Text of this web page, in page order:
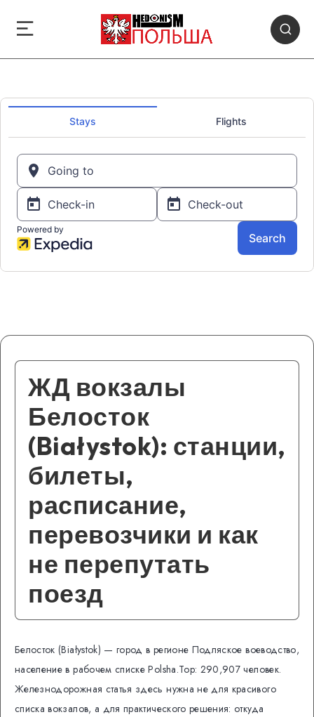
ЖД вокзалы
Белосток
(Białystok): станции,
билеты,
расписание,
перевозчики и как
не перепутать
поезд
Белосток (Białystok) — город в регионе Подляское воеводство,
население в рабочем списке Polsha.Top: 290,907 человек.
Железнодорожная статья здесь нужна не для красивого
списка вокзалов, а для практического решения: откуда